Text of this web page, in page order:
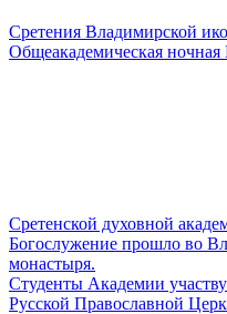
Сретения Владимирской
Общеакадемическая ночная
Сретенской духовной
Богослужение прошло во
монастыря.
​​Студенты Академии
Русской Православной